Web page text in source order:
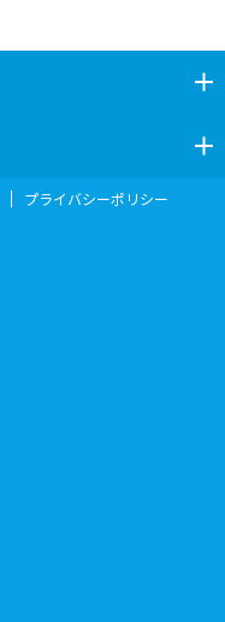
プライバシーポリシー